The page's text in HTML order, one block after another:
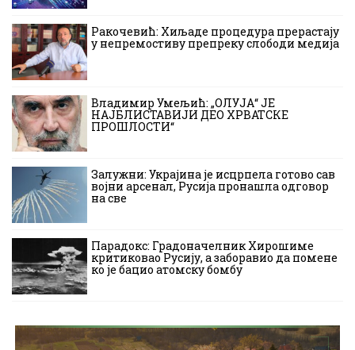
Ракочевић: Хиљаде процедура прерастају
у непремостиву препреку слободи медија
Владимир Умељић: „ОЛУЈА“ ЈЕ
НАЈБЛИСТАВИЈИ ДЕО ХРВАТСКЕ
ПРОШЛОСТИ“
Залужни: Украјина је исцрпела готово сав
војни арсенал, Русија пронашла одговор
на све
Парадокс: Градоначелник Хирошиме
критиковао Русију, а заборавио да помене
ко је бацио атомску бомбу